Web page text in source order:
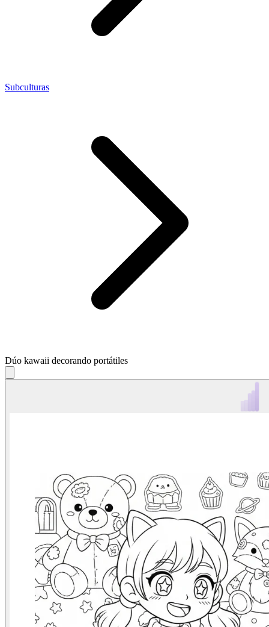
Subculturas
Dúo kawaii decorando portátiles